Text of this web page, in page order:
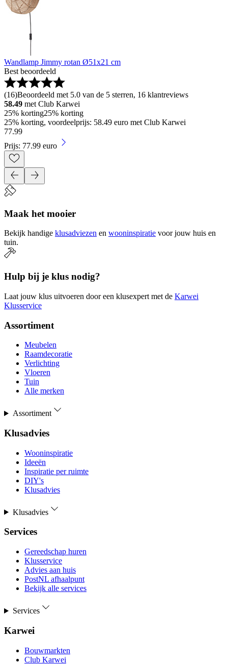
Wandlamp Jimmy rotan Ø51x21 cm
Best beoordeeld
(16)Beoordeeld met 5.0 van de 5 sterren, 16 klantreviews
58.49 met Club Karwei
25% korting25% korting
25% korting, voordeelprijs: 58.49 euro met Club Karwei
77.99
Prijs: 77.99 euro
Maak het mooier
Bekijk handige klusadviezen en wooninspiratie voor jouw huis en
tuin.
Hulp bij je klus nodig?
Laat jouw klus uitvoeren door een klusexpert met de Karwei
Klusservice
Assortiment
Meubelen
Raamdecoratie
Verlichting
Vloeren
Tuin
Alle merken
Assortiment
Klusadvies
Wooninspiratie
Ideeën
Inspiratie per ruimte
DIY's
Klusadvies
Klusadvies
Services
Gereedschap huren
Klusservice
Advies aan huis
PostNL afhaalpunt
Bekijk alle services
Services
Karwei
Bouwmarkten
Club Karwei